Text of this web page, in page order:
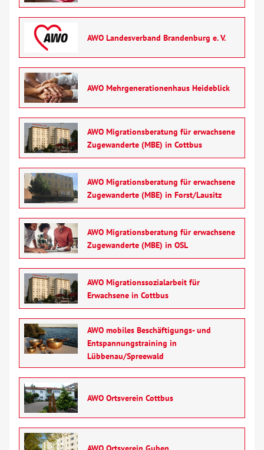
AWO Landesverband Brandenburg e. V.
AWO Mehrgenerationenhaus Heideblick
AWO Migrationsberatung für erwachsene
Zugewanderte (MBE) in Cottbus
AWO Migrationsberatung für erwachsene
Zugewanderte (MBE) in Forst/Lausitz
AWO Migrationsberatung für erwachsene
Zugewanderte (MBE) in OSL
AWO Migrationssozialarbeit für
Erwachsene in Cottbus
AWO mobiles Beschäftigungs- und
Entspannungstraining in
Lübbenau/Spreewald
AWO Ortsverein Cottbus